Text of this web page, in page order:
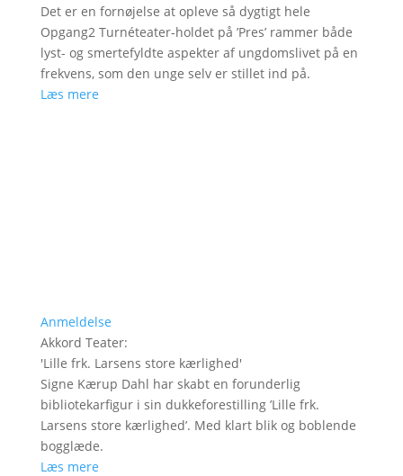
Det er en fornøjelse at opleve så dygtigt hele
Opgang2 Turnéteater-holdet på ’Pres’ rammer både
lyst- og smertefyldte aspekter af ungdomslivet på en
frekvens, som den unge selv er stillet ind på.
Læs mere
Anmeldelse
Akkord Teater:
'Lille frk. Larsens store kærlighed'
Signe Kærup Dahl har skabt en forunderlig
bibliotekarfigur i sin dukkeforestilling ’Lille frk.
Larsens store kærlighed’. Med klart blik og boblende
bogglæde.
Læs mere